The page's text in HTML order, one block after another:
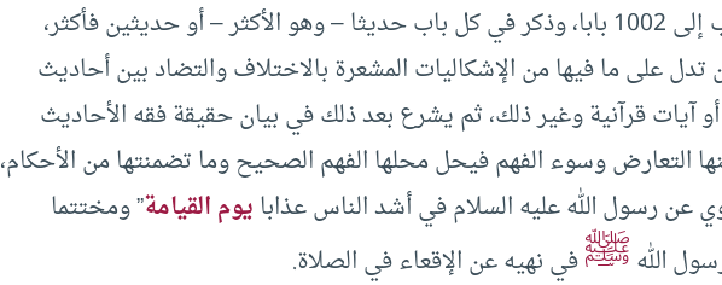
أوصل المؤلف أبواب الكتاب إلى 1002 بابا، وذكر في كل باب حديثا – وهو الأكثر – أو حديثين فأكثر،
تدل على ما فيها من الإشكاليات المشعرة بالاختلاف والتضاد بين أحاديث
آيات قرآنية وغير ذلك، ثم يشرع بعد ذلك في بيان حقيقة فقه الأحاديث
التعارض وسوء الفهم فيحل محلها الفهم الصحيح وما تضمنتها من الأحكام،
عن رسول الله عليه السلام في أشد الناس عذابايوم القيامة” ومختتما
اللهﷺفي نهيه عن الإقعاء في الصلاة.